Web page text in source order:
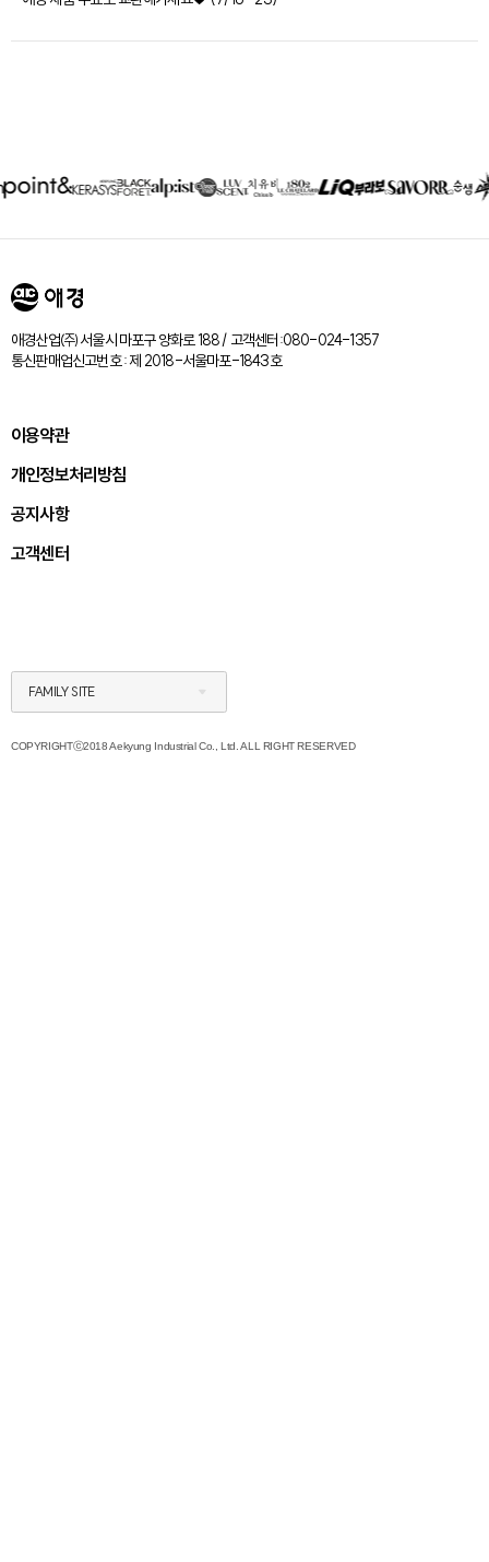
제휴회사
리스트
애경산업㈜ 서울시 마포구 양화로 188 / 고객센터:080-024-1357
통신판매업신고번호 : 제 2018-서울마포-1843호
이용약관
개인정보처리방침
공지사항
고객센터
FAMILY SITE
COPYRIGHTⓒ2018 Aekyung Industrial Co., Ltd. ALL RIGHT RESERVED